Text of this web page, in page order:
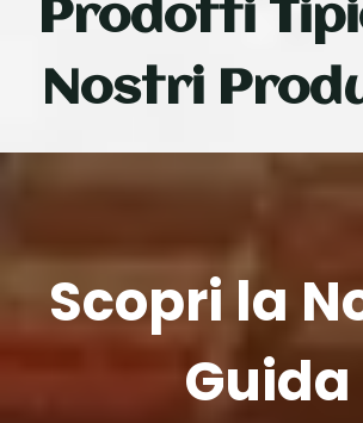
Prodotti
Nostri
Scopri la
Guida